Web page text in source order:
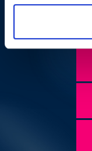
Photo:Dominik Plüss